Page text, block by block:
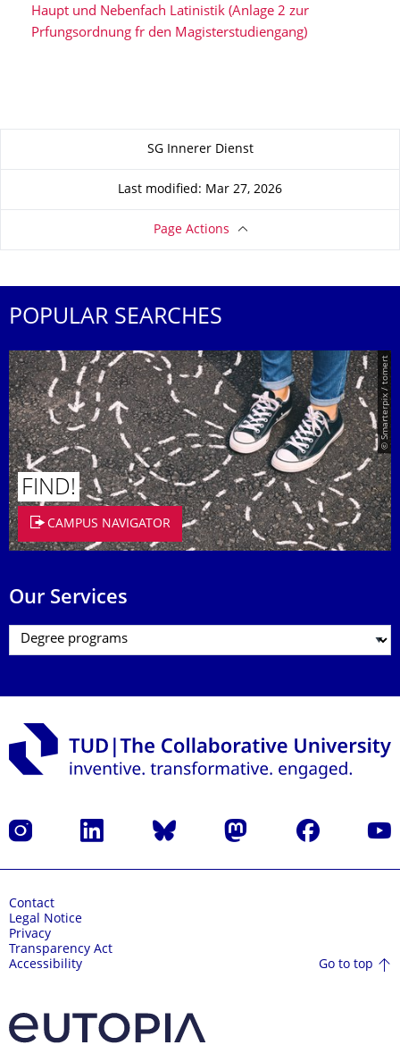
Haupt und Nebenfach Latinistik (Anlage 2 zur
Prfungsordnung fr den Magisterstudiengang)
About this pageSG Innerer Dienst
Last modified: Mar 27, 2026
Page Actions
POPULAR SEARCHES
© Smarterpix / tomert
FIND!
CAMPUS NAVIGATOR
Our Services
Instagram LinkedIn Bluesky Mastodon Facebook
Contact
Legal Notice
Privacy
Transparency Act
Accessibility
Go to top